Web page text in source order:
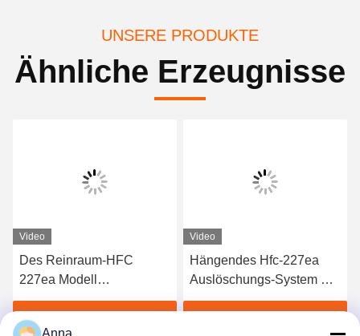
UNSERE PRODUKTE
Ähnliche Erzeugnisse
Video
Des Reinraum-HFC
227ea Modell
Feuerlöschanlage-der
Suspendierungs-16L
Video
Hängendes Hfc-227ea
Auslöschungs-System mit
elektrischem Auslöser
Anna